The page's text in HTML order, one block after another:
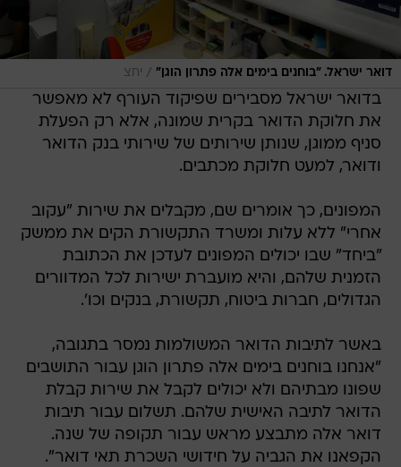
דואר ישראל. "בוחנים בימים אלה פתרון הוגן" / יחצ
בדואר ישראל מסבירים שפיקוד העורף לא מאפשר
את חלוקת הדואר בקרית שמונה, אלא רק הפעלת
סניף ממוגן, שנותן שירותים של שירותי בנק הדואר
ודואר, למעט חלוקת מכתבים.
המפונים, כך אומרים שם, מקבלים את שירות "עקוב
אחרי" ללא עלות ומשרד התקשורת הקים את ממשק
"ביחד" שבו יכולים המפונים לעדכן את הכתובת
הזמנית שלהם, והיא מועברת ישירות לכל המדוורים
הגדולים, חברות ביטוח, תקשורת, בנקים וכו'.
באשר לתיבות הדואר המשולמות נמסר בתגובה,
"אנחנו בוחנים בימים אלה פתרון הוגן עבור התושבים
שפונו מבתיהם ולא יכולים לקבל את שירות קבלת
הדואר לתיבה האישית שלהם. תשלום עבור תיבות
דואר אלה מתבצע מראש עבור תקופה של שנה.
הקפאנו את הגביה על חידושי השכרת תאי דואר".